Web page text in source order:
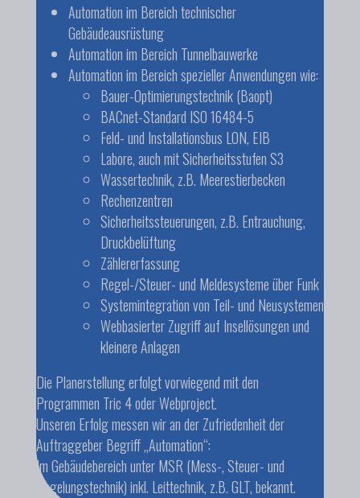
Automation im Bereich technischer
Gebäudeausrüstung
Automation im Bereich Tunnelbauwerke
Automation im Bereich spezieller Anwendungen wie:
Bauer-Optimierungstechnik (Baopt)
BACnet-Standard ISO 16484-5
Feld- und Installationsbus LON, EIB
Labore, auch mit Sicherheitsstufen S3
Wassertechnik, z.B. Meerestierbecken
Rechenzentren
Sicherheitssteuerungen, z.B. Entrauchung,
Druckbelüftung
Zählererfassung
Regel-/Steuer- und Meldesysteme über Funk
Systemintegration von Teil- und Neusystemen
Webbasierter Zugriff auf Insellösungen und
kleinere Anlagen
Die Planerstellung erfolgt vorwiegend mit den
Programmen Tric 4 oder Webproject.
Unseren Erfolg messen wir an der Zufriedenheit der
Auftraggeber Begriff „Automation“:
Im Gebäudebereich unter MSR (Mess-, Steuer- und
Regelungstechnik) inkl. Leittechnik, z.B. GLT, bekannt.